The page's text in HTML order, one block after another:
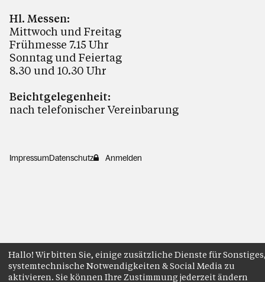
Hl. Messen:
Mittwoch und Freitag
Frühmesse 7.15 Uhr
Sonntag und Feiertag
8.30 und 10.30 Uhr
Beichtgelegenheit:
nach telefonischer Vereinbarung
ImpressumDatenschutz Anmelden
Hallo! Wir bitten Sie, einige zusätzliche Dienste für
systemtechnische Notwendigkeiten & Social Media zu
aktivieren. Sie können Ihre Zustimmung jederzeit ändern